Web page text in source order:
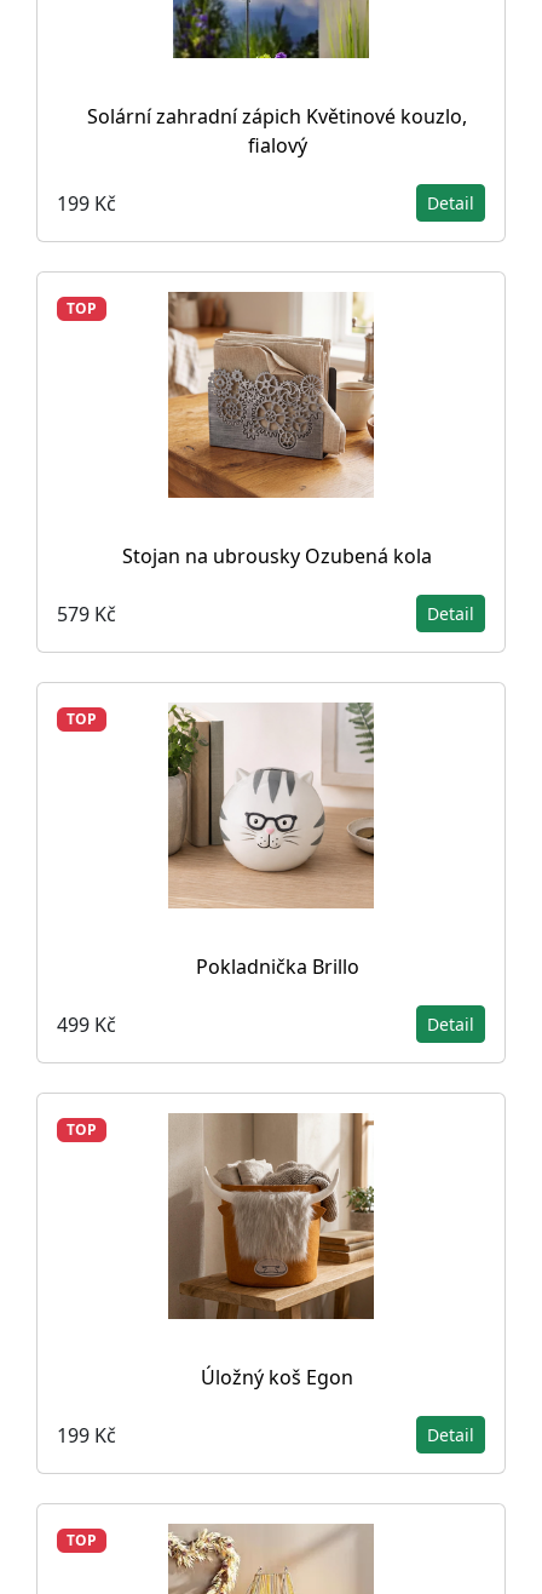
Solární zahradní zápich Květinové kouzlo,
fialový
199 Kč Detail
TOP
Stojan na ubrousky Ozubená kola
579 Kč Detail
TOP
Pokladnička Brillo
499 Kč Detail
TOP
Úložný koš Egon
199 Kč Detail
TOP